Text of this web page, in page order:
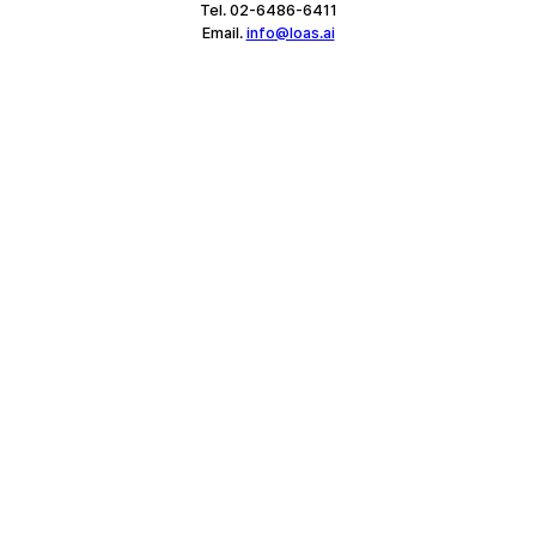
Tel. 02-6486-6411
Email. info@loas.ai